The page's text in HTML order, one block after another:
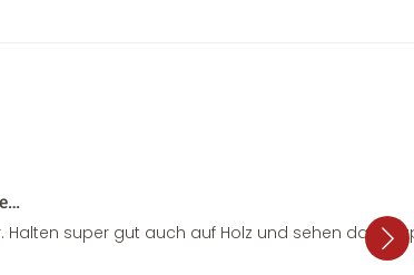
super gut auch auf Holz und sehen dazu